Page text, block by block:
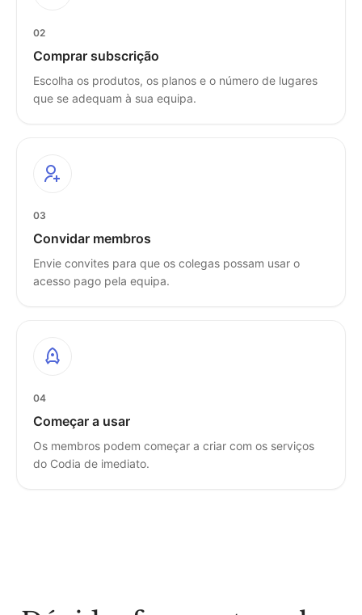
02
Comprar subscrição
Escolha os produtos, os planos e o número de lugares
que se adequam à sua equipa.
03
Convidar membros
Envie convites para que os colegas possam usar o
acesso pago pela equipa.
04
Começar a usar
Os membros podem começar a criar com os serviços
do Codia de imediato.